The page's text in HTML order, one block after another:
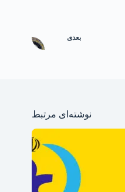
بعدی
نوشته‌ای مرتبط